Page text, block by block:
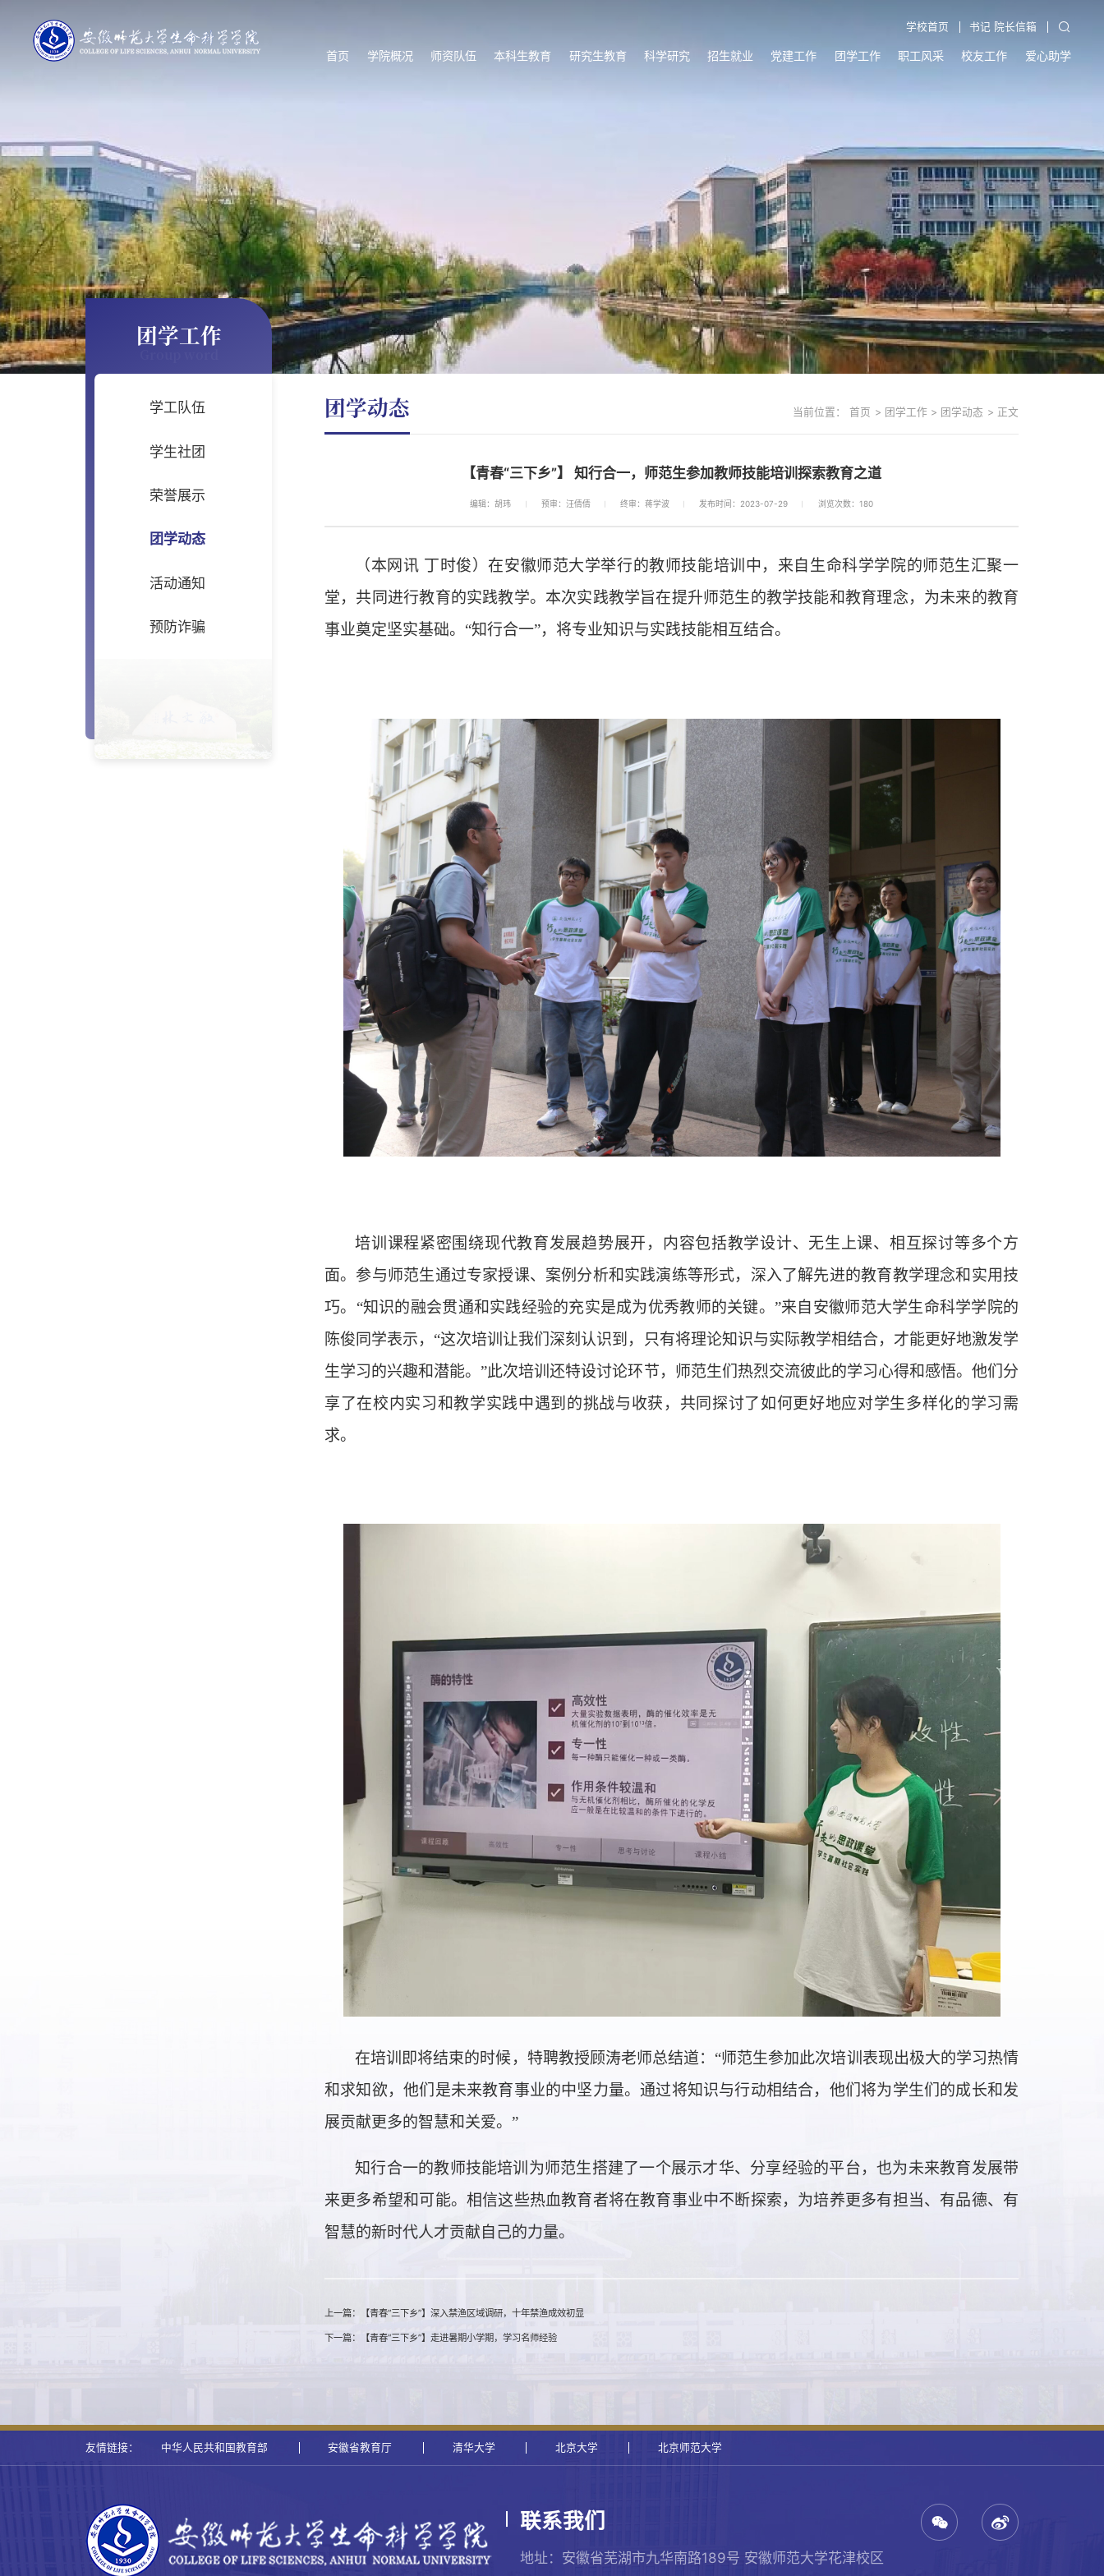
学校首页 书记 院长信箱
首页 学院概况 师资队伍 本科生教育 研究生教育 科学研究 招生就业 党建工作 团学工作 职工风采 校友工作 爱心助学
团学工作
学工队伍
学生社团
荣誉展示
团学动态
活动通知
预防诈骗
团学动态 当前位置： 首页 > 团学工作 > 团学动态 > 正文
【青春“三下乡”】 知行合一，师范生参加教师技能培训探索教育之道
编辑：胡玮 预审：汪倩倩 终审：蒋学波 发布时间：2023-07-29 浏览次数： 180
（本网讯 丁时俊）在安徽师范大学举行的教师技能培训中，来自生命科学学院的师范生汇聚一
堂，共同进行教育的实践教学。本次实践教学旨在提升师范生的教学技能和教育理念，为未来的教育
事业奠定坚实基础。 “知行合一”，将专业知识与实践技能相互结合。
培训课程紧密围绕现代教育发展趋势展开，内容包括教学设计、无生上课、相互探讨等多个方
面。参与师范生通过专家授课、案例分析和实践演练等形式，深入了解先进的教育教学理念和实用技
巧。 “知识的融会贯通和实践经验的充实是成为优秀教师的关键。”来自安徽师范大学生命科学学院的
陈俊同学表示，“这次培训让我们深刻认识到，只有将理论知识与实际教学相结合，才能更好地激发学
生学习的兴趣和潜能。”此次培训还特设讨论环节，师范生们热烈交流彼此的学习心得和感悟。他们分
享了在校内实习和教学实践中遇到的挑战与收获，共同探讨了如何更好地应对学生多样化的学习需
求。
在培训即将结束的时候，特聘教授顾涛老师总结道： “师范生参加此次培训表现出极大的学习热情
和求知欲，他们是未来教育事业的中坚力量。通过将知识与行动相结合，他们将为学生们的成长和发
展贡献更多的智慧和关爱。”
知行合一的教师技能培训为师范生搭建了一个展示才华、分享经验的平台，也为未来教育发展带
来更多希望和可能。相信这些热血教育者将在教育事业中不断探索，为培养更多有担当、有品德、有
智慧的新时代人才贡献自己的力量。
上一篇：【青春“三下乡”】深入禁渔区域调研，十年禁渔成效初显
下一篇：【青春“三下乡”】走进暑期小学期，学习名师经验
友情链接： 中华人民共和国教育部 安徽省教育厅 清华大学 北京大学 北京师范大学
联系我们
地址：安徽省芜湖市九华南路189号 安徽师范大学花津校区